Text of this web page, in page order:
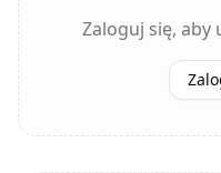
Zaloguj się, aby